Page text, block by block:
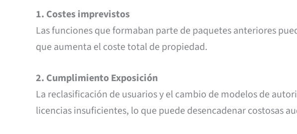
1. Costes imprevistos
Las funciones que formaban parte de paquetes anteriores
que aumenta el coste total de propiedad.
2. Cumplimiento Exposición
La reclasificación de usuarios y el cambio de modelos de
licencias insuficientes, lo que puede desencadenar costosas